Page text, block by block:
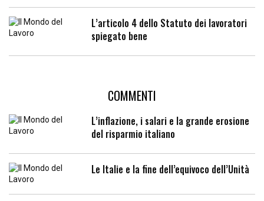
L’articolo 4 dello Statuto dei lavoratori
spiegato bene
COMMENTI
L’inflazione, i salari e la grande erosione
del risparmio italiano
Le Italie e la fine dell’equivoco dell’Unità